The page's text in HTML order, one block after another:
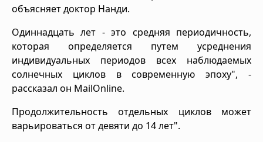
объясняет доктор Нанди.
Одиннадцать лет - это средняя периодичность,
которая определяется путем усреднения
индивидуальных периодов всех наблюдаемых
солнечных циклов в современную эпоху", -
рассказал он MailOnline.
Продолжительность отдельных циклов может
варьироваться от девяти до 14 лет".